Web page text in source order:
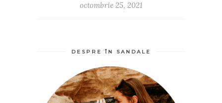
octombrie 25, 2021
DESPRE ÎN SANDALE